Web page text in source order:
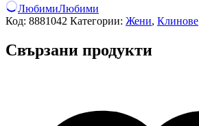
ЛюбимиЛюбими
Код: 8881042 Категории: Жени, Клинове
Свързани продукти